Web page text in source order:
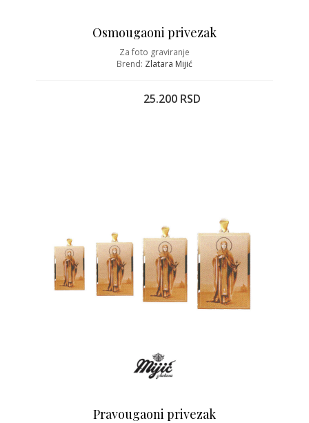
Osmougaoni privezak
Za foto graviranje
Brend: Zlatara Mijić
25.200 RSD
Pravougaoni privezak